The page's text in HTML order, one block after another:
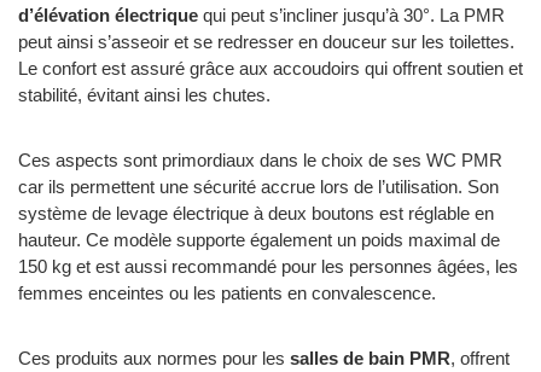
d’élévation électrique qui peut s’incliner jusqu’à 30°. La PMR
peut ainsi s’asseoir et se redresser en douceur sur les toilettes.
Le confort est assuré grâce aux accoudoirs qui offrent soutien et
stabilité, évitant ainsi les chutes.
Ces aspects sont primordiaux dans le choix de ses WC PMR
car ils permettent une sécurité accrue lors de l’utilisation. Son
système de levage électrique à deux boutons est réglable en
hauteur. Ce modèle supporte également un poids maximal de
150 kg et est aussi recommandé pour les personnes âgées, les
femmes enceintes ou les patients en convalescence.
Ces produits aux normes pour les salles de bain PMR, offrent